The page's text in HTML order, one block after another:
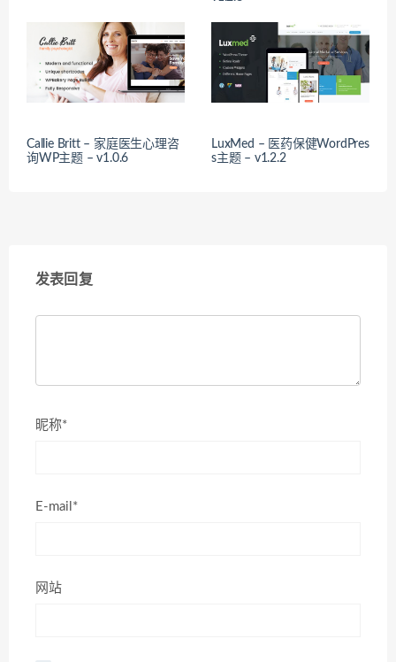
Callie Britt – 家庭医生心理咨
询WP主题 – v1.0.6
LuxMed – 医药保健WordPres
s主题 – v1.2.2
发表回复
昵称*
E-mail*
网站